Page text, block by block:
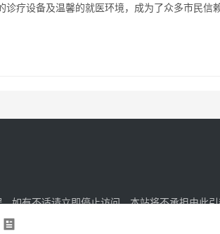
疗设备及温馨的就医环境，成为了众多市民信
如有不适请立即停止访问，本站将不承担由此